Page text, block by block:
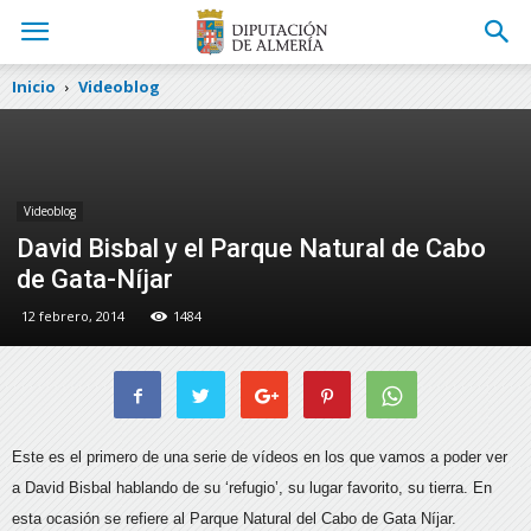
Inicio Videoblog
Videoblog
David Bisbal y el Parque Natural de Cabo
de Gata-Níjar
12 febrero, 2014 1484
Este es el primero de una serie de vídeos en los que vamos a poder ver
a David Bisbal hablando de su ‘refugio’, su lugar favorito, su tierra. En
esta ocasión se refiere al Parque Natural del Cabo de Gata Níjar.